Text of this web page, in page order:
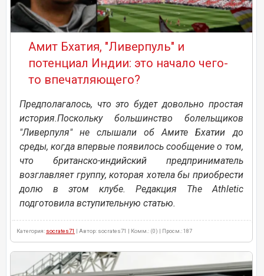
Амит Бхатия, "Ливерпуль" и
потенциал Индии: это начало чего-
то впечатляющего?
Предполагалось, что это будет довольно простая
история.Поскольку большинство болельщиков
"Ливерпуля" не слышали об Амите Бхатии до
среды, когда впервые появилось сообщение о том,
что британско-индийский предприниматель
возглавляет группу, которая хотела бы приобрести
долю в этом клубе. Редакция The Athletic
подготовила вступительную статью.
Категория: socrates71 | Автор: socrates71 | Комм.: (0) | Просм.: 187